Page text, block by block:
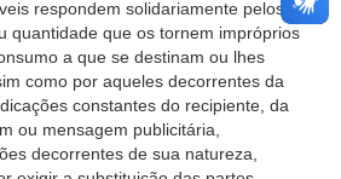
respondem solidariamente pelos
quantidade que os tornem impróprios
a que se destinam ou lhes
como por aqueles decorrentes da
constantes do recipiente, da
ou mensagem publicitária,
decorrentes de sua natureza,